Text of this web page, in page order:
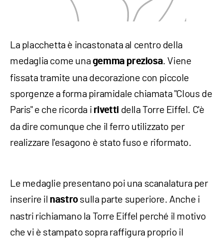
La placchetta è incastonata al centro della
medaglia come una gemma preziosa. Viene
fissata tramite una decorazione con piccole
sporgenze a forma piramidale chiamata "Clous de
Paris" e che ricorda i rivetti della Torre Eiffel. C'è
da dire comunque che il ferro utilizzato per
realizzare l'esagono è stato fuso e riformato.
Le medaglie presentano poi una scanalatura per
inserire il nastrosulla parte superiore. Anche i
nastri richiamano la Torre Eiffel perché il motivo
che vi è stampato sopra raffigura proprio il